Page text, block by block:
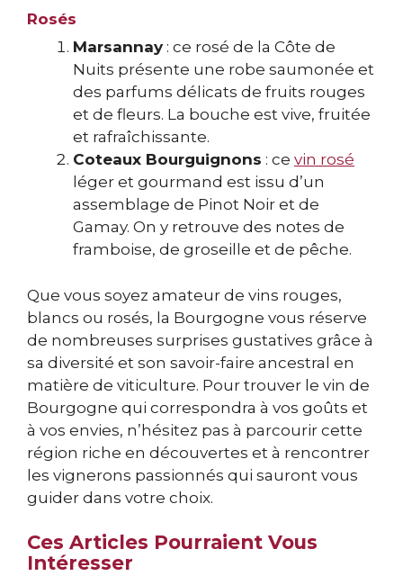
Rosés
Marsannay : ce rosé de la Côte de
Nuits présente une robe saumonée et
des parfums délicats de fruits rouges
et de fleurs. La bouche est vive, fruitée
et rafraîchissante.
Coteaux Bourguignons : ce vin rosé
léger et gourmand est issu d’un
assemblage de Pinot Noir et de
Gamay. On y retrouve des notes de
framboise, de groseille et de pêche.
Que vous soyez amateur de vins rouges,
blancs ou rosés, la Bourgogne vous réserve
de nombreuses surprises gustatives grâce à
sa diversité et son savoir-faire ancestral en
matière de viticulture. Pour trouver le vin de
Bourgogne qui correspondra à vos goûts et
à vos envies, n’hésitez pas à parcourir cette
région riche en découvertes et à rencontrer
les vignerons passionnés qui sauront vous
guider dans votre choix.
Ces Articles Pourraient Vous
Intéresser